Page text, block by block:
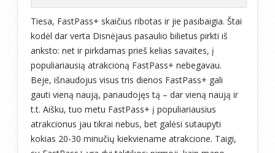
Tiesa, FastPass+ skaičius ribotas ir jie pasibaigia. Štai
kodėl dar verta Disnėjaus pasaulio bilietus pirkti iš
anksto: net ir pirkdamas prieš kelias savaites, į
populiariausią atrakcioną FastPass+ nebegavau.
Beje, išnaudojus visus tris dienos FastPass+ gali
gauti vieną naują, panaudojęs tą – dar vieną naują ir
t.t. Aišku, tuo metu FastPass+ į populiariausius
atrakcionus jau tikrai nebus, bet galėsi sutaupyti
kokias 20-30 minučių kiekviename atrakcione. Taigi,